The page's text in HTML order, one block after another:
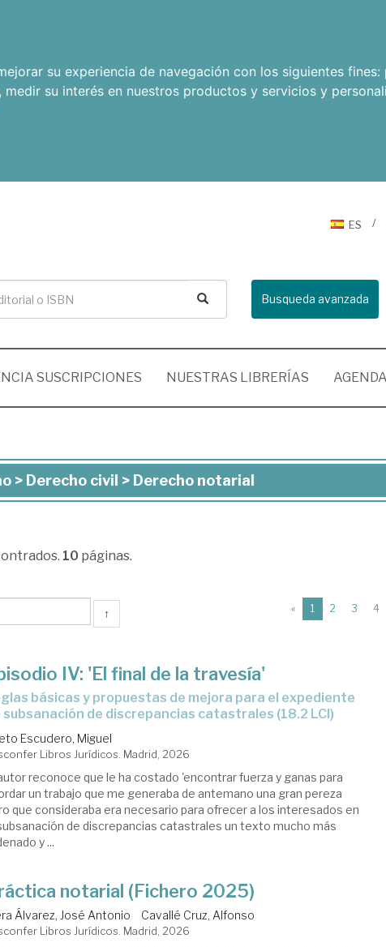
su experiencia de navegación con los siguientes fines:
, medir su interés en nuestros productos y servicios y
ES
Busqueda avanzada
SUSCRIPCIONES NUESTRAS LIBRERÍAS AGENDA
> Derecho civil > Derecho notarial
10 páginas.
↑ « 1 (current)
2 3 4
IV: 'El final de la travesía'
subsanación de discrepancias catastrales (18.2 LCI)
Escudero, Miguel
Libros Jurídicos. Madrid, 2026
reconoce que le ha costado 'encontrar fuerza y ganas para
un trabajo que me generaba de antemano una gran pereza
que consideraba era necesario para ofrecer a los interesados en
de discrepancias catastrales un texto mucho más
y ...
notarial (Fichero 2025)
Álvarez, José Antonio Cavallé Cruz, Alfonso
Libros Jurídicos. Madrid, 2026